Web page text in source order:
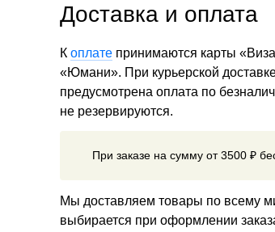
Доставка и оплата
К оплате принимаются карты
«Юмани». При курьерской
предусмотрена оплата по
не резервируются.
При заказе на сумму от 3500 ₽
Мы доставляем товары по всему
выбирается при оформлении